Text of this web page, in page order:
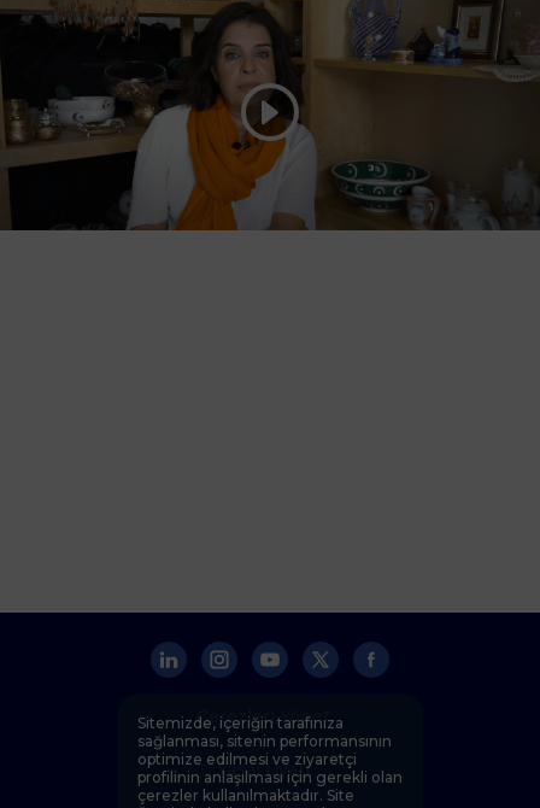
Çerezleri Yönet
Yasal Uyarı
Sitemizde, içeriğin tarafınıza
sağlanması, sitenin performansının
optimize edilmesi ve ziyaretçi
profilinin anlaşılması için gerekli olan
çerezler kullanılmaktadır. Site